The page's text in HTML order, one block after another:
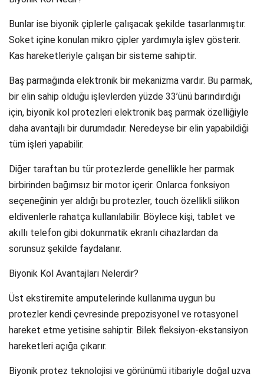
Bunlar ise biyonik çiplerle çalışacak şekilde tasarlanmıştır.
Soket içine konulan mikro çipler yardımıyla işlev gösterir.
Kas hareketleriyle çalışan bir sisteme sahiptir.
Baş parmağında elektronik bir mekanizma vardır. Bu parmak,
bir elin sahip olduğu işlevlerden yüzde 33’ünü barındırdığı
için, biyonik kol protezleri elektronik baş parmak özelliğiyle
daha avantajlı bir durumdadır. Neredeyse bir elin yapabildiği
tüm işleri yapabilir.
Diğer taraftan bu tür protezlerde genellikle her parmak
birbirinden bağımsız bir motor içerir. Onlarca fonksiyon
seçeneğinin yer aldığı bu protezler, touch özellikli silikon
eldivenlerle rahatça kullanılabilir. Böylece kişi, tablet ve
akıllı telefon gibi dokunmatik ekranlı cihazlardan da
sorunsuz şekilde faydalanır.
Biyonik Kol Avantajları Nelerdir?
Üst ekstiremite amputelerinde kullanıma uygun bu
protezler kendi çevresinde prepozisyonel ve rotasyonel
hareket etme yetisine sahiptir. Bilek fleksiyon-ekstansiyon
hareketleri açığa çıkarır.
Biyonik protez teknolojisi ve görünümü itibariyle doğal uzva